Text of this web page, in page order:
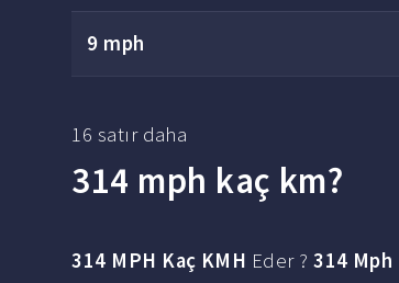
9 mph
16 satır daha
314 mph kaç km?
314 MPH Kaç KMH Eder ?314 Mph